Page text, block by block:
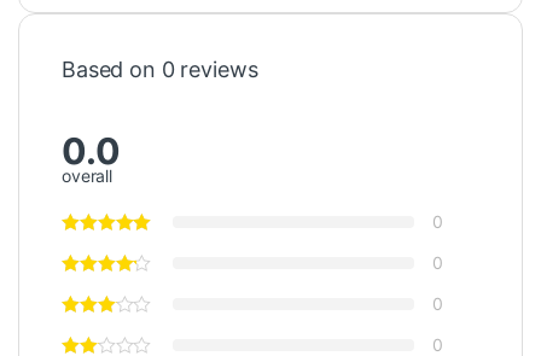
Based on 0 reviews
0.0
overall
0
0
0
0